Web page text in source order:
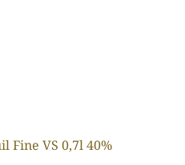
Fine VS 0,7l 40%